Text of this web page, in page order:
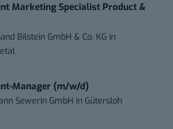
Marketing Specialist Product &
Bilstein GmbH & Co. KG in
Manager (m/w/d)
Sewerin GmbH in Gütersloh